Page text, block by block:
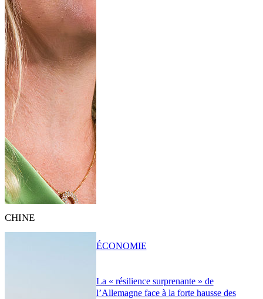
CHINE
La « résilience surprenante » de
l’Allemagne face à la forte hausse des
ÉCONOMIE